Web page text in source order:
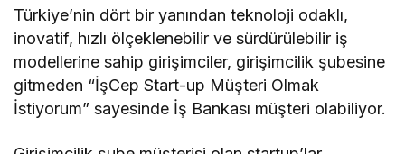
Türkiye’nin dört bir yanından teknoloji odaklı,
inovatif, hızlı ölçeklenebilir ve sürdürülebilir iş
modellerine sahip girişimciler, girişimcilik şubesine
gitmeden “İşCep Start-up Müşteri Olmak
İstiyorum” sayesinde İş Bankası müşteri olabiliyor.